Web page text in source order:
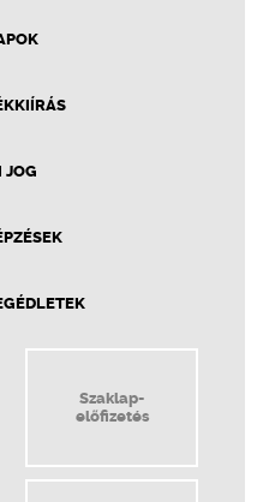
JOG
Szaklap-
előfizetés